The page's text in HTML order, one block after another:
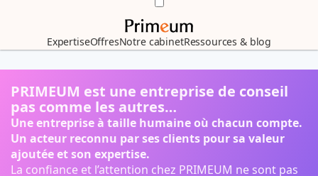
ExpertiseOffresNotre cabinetRessources & blog
PRIMEUM est une entreprise de conseil
pas comme les autres…
Une entreprise à taille humaine où chacun compte.
Un acteur reconnu par ses clients pour sa valeur
ajoutée et son expertise.
La confiance et l’attention chez PRIMEUM ne sont pas